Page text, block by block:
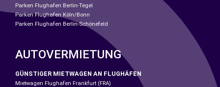
Parken Flughafen Berlin-Tegel
Parken Flughafen Köln/Bonn
Parken Flughafen Berlin-Schönefeld
AUTOVERMIETUNG
GÜNSTIGER MIETWAGEN AN FLUGHÄFEN
Mietwagen Flughafen Frankfurt (FRA)